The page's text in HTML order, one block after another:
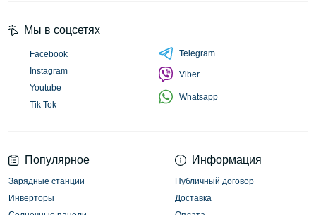
Популярное
Зарядные станции
Инверторы
Информация
Публичный договор
Доставка
Мы в соцсетях
Facebook
Instagram
Youtube
Tik Tok
Telegram
Viber
Whatsapp